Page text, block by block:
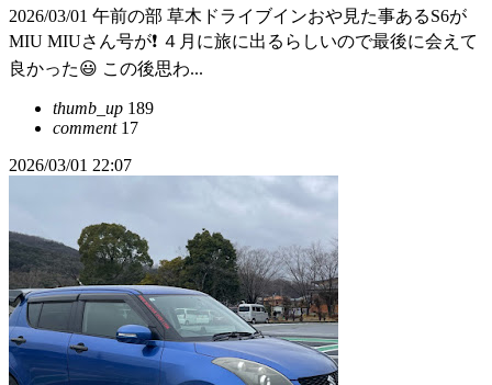
2026/03/01 午前の部 草木ドライブインおや見た事あるS6が
MIU MIUさん号が❗️ ４月に旅に出るらしいので最後に会えて
良かった😃 この後思わ...
thumb_up 189
comment17
2026/03/01 22:07